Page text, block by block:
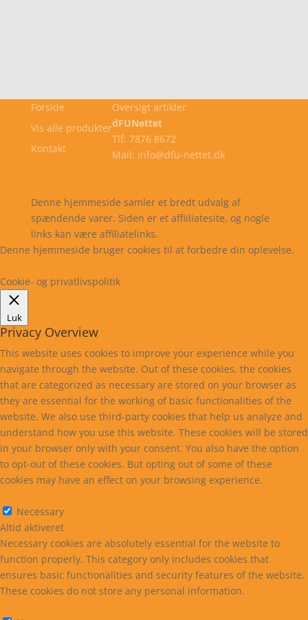
Forside
Vis alle produkter
Kontakt
Oversigt artikler
dFUNettet
Tlf: 7876 8672
Mail: info@dfu-nettet.dk
Denne hjemmeside samler et bredt udvalg af
spændende varer. Siden er et affiiliatesite, og nogle
links kan være affiliatelinks.
Denne hjemmeside bruger cookies til at forbedre din oplevelse.
Cookie- og privatlivspolitik
Luk
Privacy Overview
This website uses cookies to improve your experience while you
navigate through the website. Out of these cookies, the cookies
that are categorized as necessary are stored on your browser as
they are essential for the working of basic functionalities of the
website. We also use third-party cookies that help us analyze and
understand how you use this website. These cookies will be stored
in your browser only with your consent. You also have the option
to opt-out of these cookies. But opting out of some of these
cookies may have an effect on your browsing experience.
Necessary
Altid aktiveret
Necessary cookies are absolutely essential for the website to
function properly. This category only includes cookies that
ensures basic functionalities and security features of the website.
These cookies do not store any personal information.